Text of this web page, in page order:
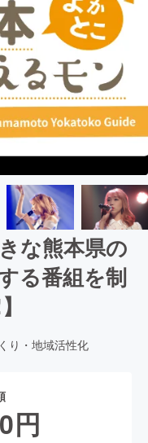
な熊本県の
る番組を制
り・地域活性化
円